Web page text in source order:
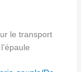
le transport